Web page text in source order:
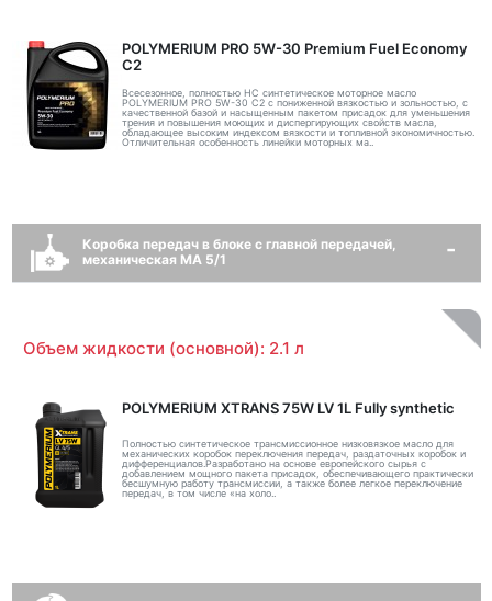
POLYMERIUM PRO 5W-30 Premium Fuel Economy
С2
Всесезонное, полностью HC синтетическое моторное масло
POLYMERIUM PRO 5W-30 C2 с пониженной вязкостью и зольностью, с
качественной базой и насыщенным пакетом присадок для уменьшения
трения и повышения моющих и диспергирующих свойств масла,
обладающее высоким индексом вязкости и топливной экономичностью.
Отличительная особенность линейки моторных ма..
Коробка передач в блоке с главной передачей,
механическая MA 5/1
Объем жидкости (основной): 2.1 л
POLYMERIUM XTRANS 75W LV 1L Fully synthetic
Полностью синтетическое трансмиссионное низковязкое масло для
механических коробок переключения передач, раздаточных коробок и
дифференциалов.Разработано на основе европейского сырья с
добавлением мощного пакета присадок, обеспечивающего практически
бесшумную работу трансмиссии, а также более легкое переключение
передач, в том числе «на холо..